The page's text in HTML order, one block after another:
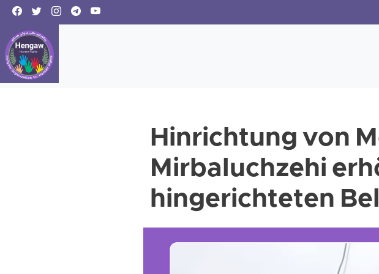
Hinrichtung von
Mirbaluchzehi
hingerichteten